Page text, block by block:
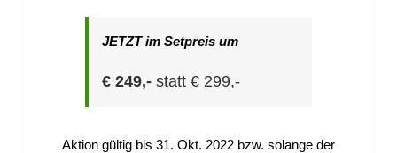
JETZT im Setpreis um
€ 249,- statt € 299,-
Aktion gültig bis 31. Okt. 2022 bzw. solange der